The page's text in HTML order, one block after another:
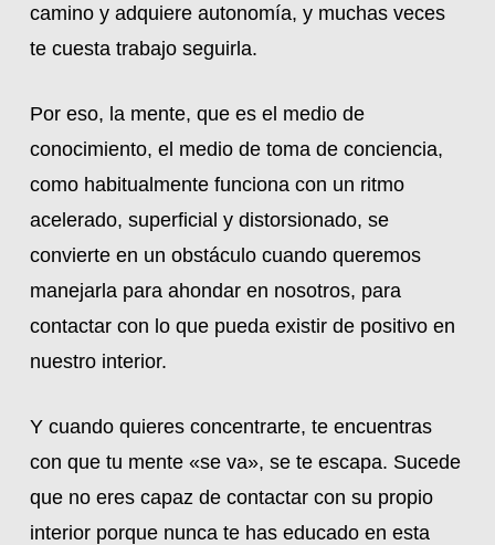
camino y adquiere autonomía, y muchas veces
te cuesta trabajo seguirla.
Por eso, la mente, que es el medio de
conocimiento, el medio de toma de conciencia,
como habitualmente funciona con un ritmo
acelerado, superficial y distorsionado, se
convierte en un obstáculo cuando queremos
manejarla para ahondar en nosotros, para
contactar con lo que pueda existir de positivo en
nuestro interior.
Y cuando quieres concentrarte, te encuentras
con que tu mente «se va», se te escapa. Sucede
que no eres capaz de contactar con su propio
interior porque nunca te has educado en esta